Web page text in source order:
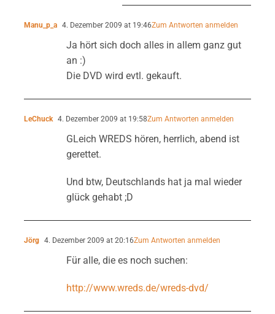
Manu_p_a 4. Dezember 2009 at 19:46Zum Antworten anmelden
Ja hört sich doch alles in allem ganz gut
an :)
Die DVD wird evtl. gekauft.
LeChuck 4. Dezember 2009 at 19:58Zum Antworten anmelden
GLeich WREDS hören, herrlich, abend ist
gerettet.
Und btw, Deutschlands hat ja mal wieder
glück gehabt ;D
Jörg 4. Dezember 2009 at 20:16Zum Antworten anmelden
Für alle, die es noch suchen:
http://www.wreds.de/wreds-dvd/